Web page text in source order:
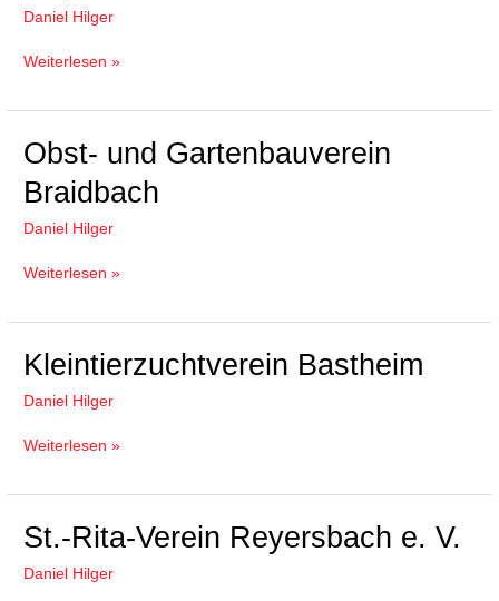
Daniel Hilger
Weiterlesen »
Obst- und Gartenbauverein
Braidbach
Daniel Hilger
Obst-
und
Gartenbauverein
Weiterlesen »
Kleintierzuchtverein Bastheim
Daniel Hilger
Kleintierzuchtverein
Bastheim
Weiterlesen »
St.-Rita-Verein Reyersbach e. V.
Daniel Hilger
St.-
Rita-
Verein